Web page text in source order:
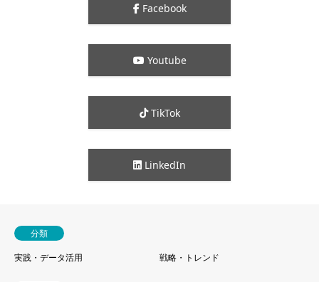
Facebook
Youtube
TikTok
LinkedIn
分類
実践・データ活用
戦略・トレンド